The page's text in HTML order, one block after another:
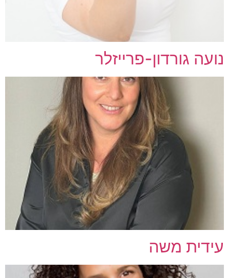
נועה גורדון-פרייזלר
עידית משה